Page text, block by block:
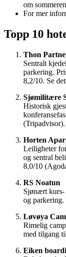
om sommeren
For mer
Topp 10
Thon
Sentralt
parkering.
8,2/10. Se
Sjømilitære
Historisk
(Tripadvisor).
Horten
Leiligheter
og sentral
8,0/10
RS Noatun
Sjønært kurs-
og
Løvøya
Rimelig
med tilgang
Eiken